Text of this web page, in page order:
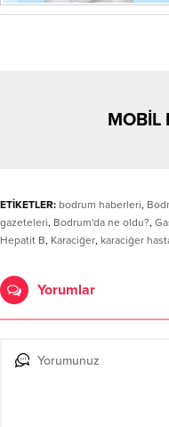
MOBİL
ETİKETLER: bodrum haberleri,
gazeteleri, Bodrum'da ne oldu?,
Hepatit B, Karaciğer, karaciğer
Yorumlar